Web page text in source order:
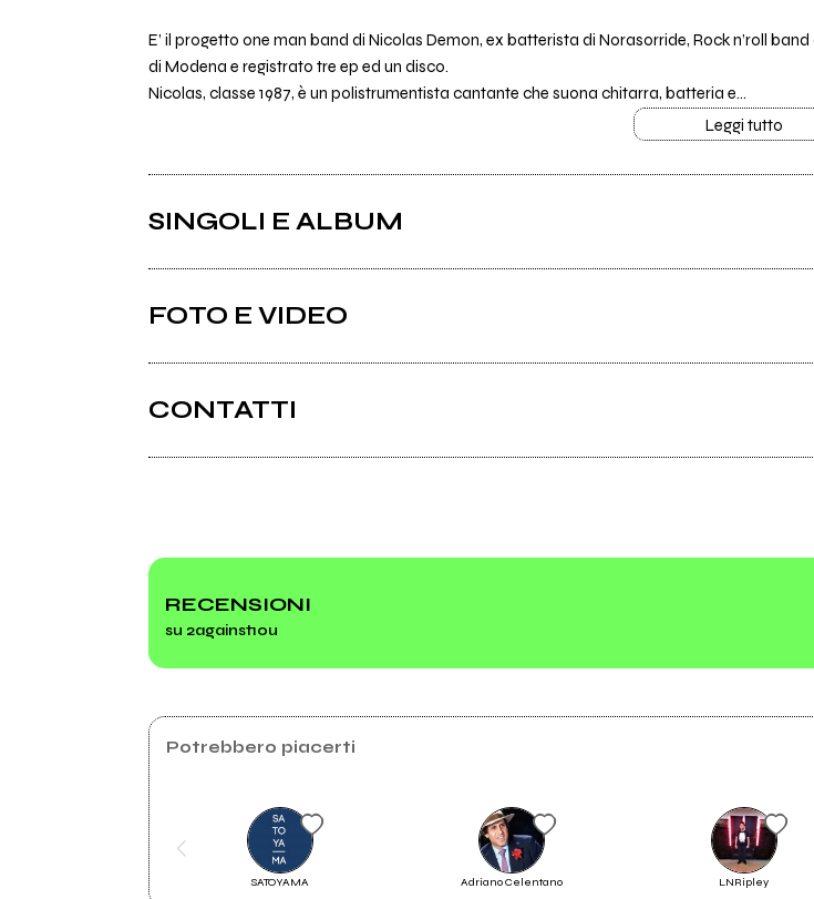
E’ il progetto one man band di Nicolas Demon, ex batterista di Norasorride, Rock n’roll
di Modena e registrato tre ep ed un disco.
Nicolas, classe 1987, è un polistrumentista cantante che suona chitarra, batteria e...
Leggi tutto
SINGOLI E ALBUM
Plastic Feelings Ep
FOTO E VIDEO
CONTATTI
RECENSIONI
su 2against1ou
Potrebbero piacerti
SATOYAMA Adriano Celentano LNRipley